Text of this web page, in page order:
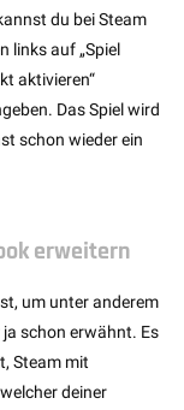
du bei Steam
links auf „Spiel
aktivieren“
Das Spiel wird
schon wieder ein
erweitern
um unter anderem
schon erwähnt. Es
Steam mit
deiner